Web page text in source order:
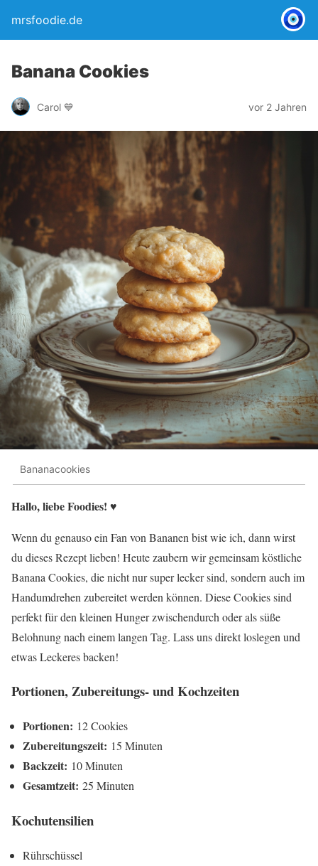
mrsfoodie.de
Banana Cookies
Carol 💙 vor 2 Jahren
Bananacookies
Hallo, liebe Foodies! ♥︎
Wenn du genauso ein Fan von Bananen bist wie ich, dann wirst
du dieses Rezept lieben! Heute zaubern wir gemeinsam köstliche
Banana Cookies, die nicht nur super lecker sind, sondern auch im
Handumdrehen zubereitet werden können. Diese Cookies sind
perfekt für den kleinen Hunger zwischendurch oder als süße
Belohnung nach einem langen Tag. Lass uns direkt loslegen und
etwas Leckeres backen!
Portionen, Zubereitungs- und Kochzeiten
Portionen: 12 Cookies
Zubereitungszeit: 15 Minuten
Backzeit: 10 Minuten
Gesamtzeit: 25 Minuten
Kochutensilien
Rührschüssel